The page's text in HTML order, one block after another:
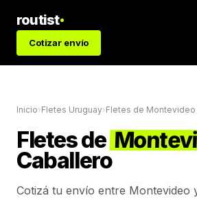
routist
Cotizar envío
Inicio›Fletes Uruguay›Fletes de Montevideo
Fletes de
Caballero
Cotizá tu envío entre Montevideo